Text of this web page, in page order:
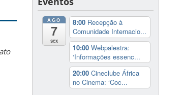
AGO
7
sex
8:00 Recepção à
Comunidade Internacio...
10:00 Webpalestra:
‘Informações essenc...
20:00 Cineclube África
no Cinema: ‘Coc...